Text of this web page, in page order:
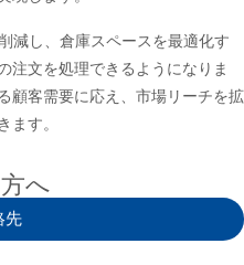
減し、倉庫スペースを最適化す
注文を処理できるようになりま
顧客需要に応え、市場リーチを拡
ます。
へ
先